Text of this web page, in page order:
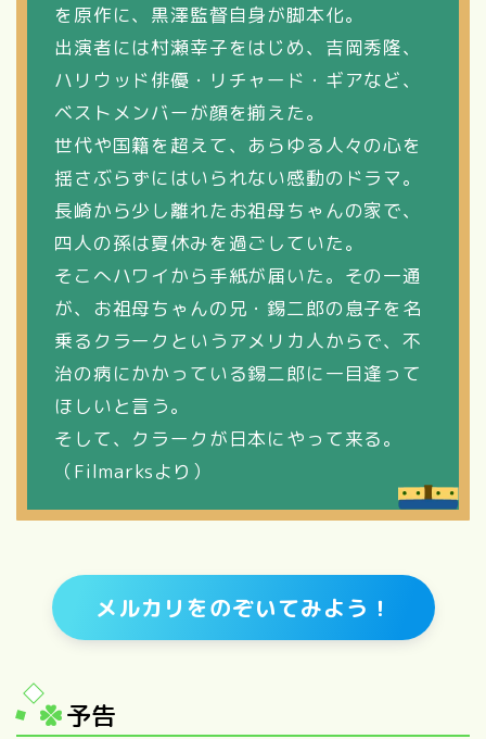
を原作に、黒澤監督自身が脚本化。
出演者には村瀬幸子をはじめ、吉岡秀隆、
ハリウッド俳優・リチャード・ギアなど、
ベストメンバーが顔を揃えた。
世代や国籍を超えて、あらゆる人々の心を
揺さぶらずにはいられない感動のドラマ。
長崎から少し離れたお祖母ちゃんの家で、
四人の孫は夏休みを過ごしていた。
そこへハワイから手紙が届いた。その一通
が、お祖母ちゃんの兄・錫二郎の息子を名
乗るクラークというアメリカ人からで、不
治の病にかかっている錫二郎に一目逢って
ほしいと言う。
そして、クラークが日本にやって来る。
（Filmarksより）
メルカリをのぞいてみよう！
予告